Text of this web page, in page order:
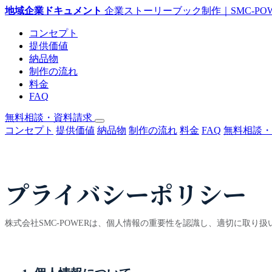
地域企業ドキュメント 企業ストーリーブック制作｜SMC-
コンセプト
提供価値
納品物
制作の流れ
料金
FAQ
無料相談・資料請求
コンセプト 提供価値 納品物 制作の流れ 料金 FAQ 無料相談
プライバシーポリシー
株式会社SMC-POWERは、個人情報の重要性を認識し、適切に取り扱